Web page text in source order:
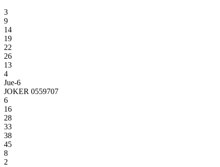
3
9
14
19
22
26
13
4
Jue-6
JOKER 0559707
6
16
28
33
38
45
8
2